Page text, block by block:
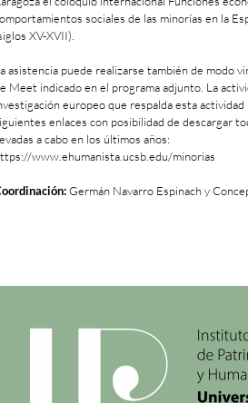
sociales de las minorías en la
XV-XVII).
asistencia puede realizarse también de modo
Meet indicado en el programa adjunto. La
europeo que respalda esta
enlaces con posibilidad de descargar
a cabo en los últimos años:
www.ehumanista.ucsb.edu/minorias
Germán Navarro Espinach y